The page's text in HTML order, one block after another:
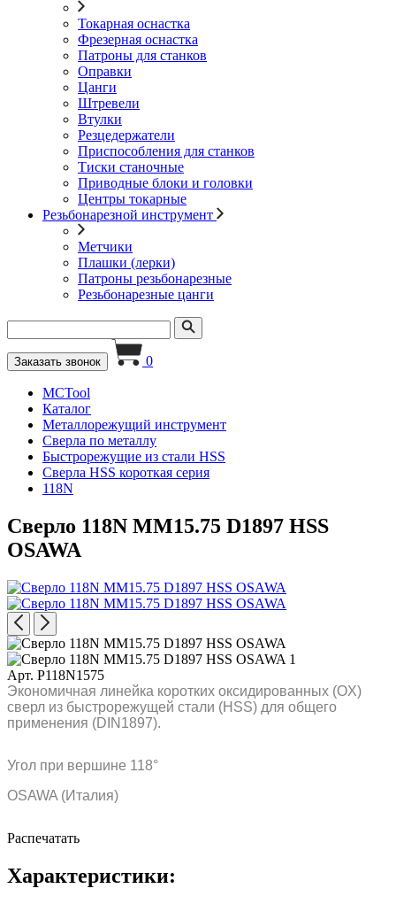
Токарная оснастка
Фрезерная оснастка
Патроны для станков
Оправки
Цанги
Штревели
Втулки
Резцедержатели
Приспособления для станков
Тиски станочные
Приводные блоки и головки
Центры токарные
Резьбонарезной инструмент
Метчики
Плашки (лерки)
Патроны резьбонарезные
Резьбонарезные цанги
Заказать звонок 0
MCTool
Каталог
Металлорежущий инструмент
Сверла по металлу
Быстрорежущие из стали HSS
Сверла HSS короткая серия
118N
Сверло 118N MM15.75 D1897 HSS
OSAWA
Арт. P118N1575
Экономичная линейка коротких оксидированных (OX)
сверл из быстрорежущей стали (HSS) для общего
применения (DIN1897).
Угол при вершине 118°
OSAWA (Италия)
Распечатать
Характеристики: